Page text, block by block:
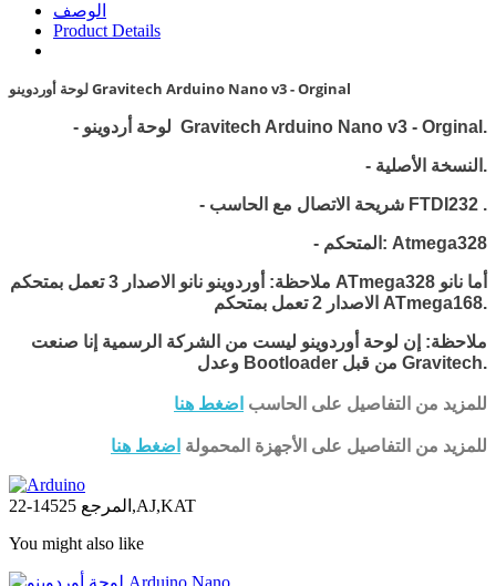
الوصف
Product Details
لوحة أوردوينو Gravitech Arduino Nano v3 - Orginal
- لوحة أردوينو Gravitech Arduino Nano v3 - Orginal.
- النسخة الأصلية.
- شريحة الاتصال مع الحاسب FTDI232 .
- المتحكم: Atmega328
ملاحظة: أوردوينو نانو الاصدار 3 تعمل بمتحكم ATmega328 أما نانو
الاصدار 2 تعمل بمتحكم ATmega168.
ملاحظة: إن لوحة أوردوينو ليست من الشركة الرسمية إنا صنعت
Gravitech.
للمزيد من التفاصيل على الحاسب اضغط هنا
للمزيد من التفاصيل على الأجهزة المحمولة اضغط هنا
المرجع 14525-22,AJ,KAT
You might also like